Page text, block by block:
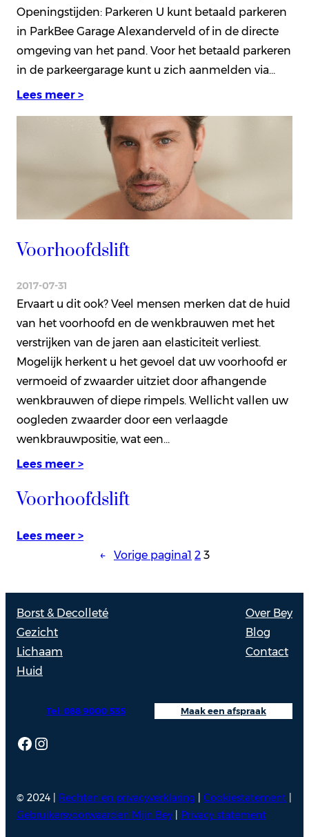
Openingstijden: Parkeren U kunt betaald parkeren
in ParkBee Garage Alexanderveld of in de directe
omgeving van het pand. Voor het betaald parkeren
in de parkeergarage kunt u zich aanmelden via…
Lees meer >
Voorhoofdslift
2017-07-31
Ervaart u dit ook? Veel mensen merken dat de huid
van het voorhoofd en de wenkbrauwen met het
verstrijken van de jaren aan elasticiteit verliest.
Mogelijk herkent u het gevoel dat uw voorhoofd er
vermoeid of zwaarder uitziet door afhangende
wenkbrauwen of diepe rimpels. Wellicht vallen uw
oogleden zwaarder door een verlaagde
wenkbrauwpositie, wat een…
Lees meer >
Voorhoofdslift
Lees meer >
←
Vorige pagina1 2 3
Borst & Decolleté
Gezicht
Lichaam
Huid
Over Bey
Blog
Contact
Facebook
Instagram
Maak een afspraak
Tel: 088 9000 535
© 2024 | Rechten en privacyverklaring Cookiestatement
Gebruikersvoorwaarden Mijn Bey
Privacy statement